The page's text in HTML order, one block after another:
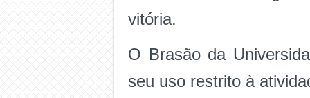
vitória.
O Brasão da
seu uso restrito à